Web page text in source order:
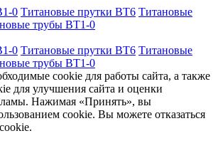
0 Титановые прутки ВТ6 Титановые
трубы ВТ1-0
0 Титановые прутки ВТ6 Титановые
трубы ВТ1-0
cookie для работы сайта, а также
для улучшения сайта и оценки
Нажимая «Принять», вы
cookie. Вы можете отказаться